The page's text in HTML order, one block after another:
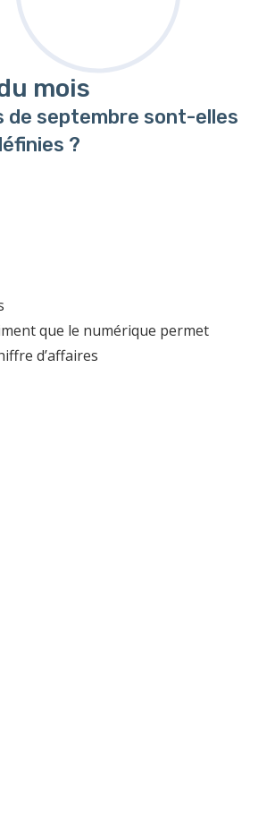
mois
de septembre sont-elles
?
que le numérique permet
d’affaires